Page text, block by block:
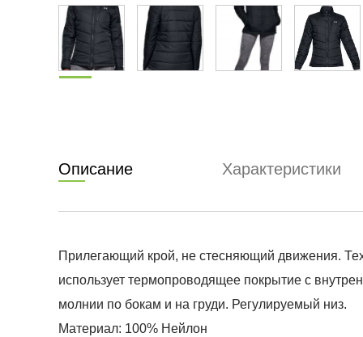
Описание Характеристики
Прилегающий крой, не стесняющий движения.
использует термопроводящее покрытие с
молнии по бокам и на груди. Регулируемый низ.
Материал: 100% Нейлон